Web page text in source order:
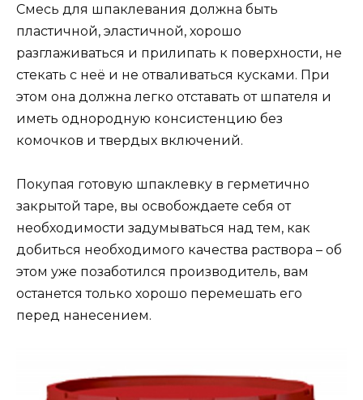
Смесь для шпаклевания должна быть
пластичной, эластичной, хорошо
разглаживаться и прилипать к поверхности, не
стекать с неё и не отваливаться кусками. При
этом она должна легко отставать от шпателя и
иметь однородную консистенцию без
комочков и твердых включений.
Покупая готовую шпаклевку в герметично
закрытой таре, вы освобождаете себя от
необходимости задумываться над тем, как
добиться необходимого качества раствора – об
этом уже позаботился производитель, вам
останется только хорошо перемешать его
перед нанесением.